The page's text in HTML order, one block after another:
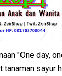
"One day,
sayur